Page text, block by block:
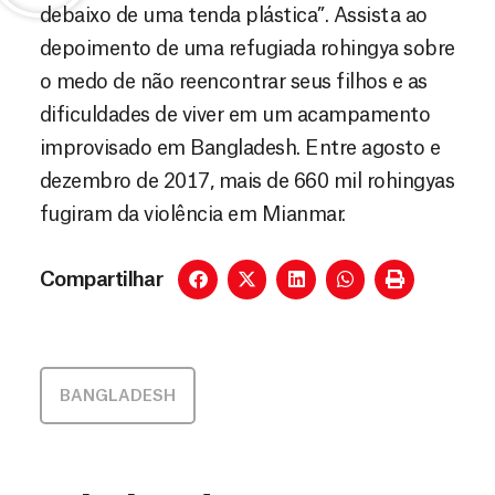
debaixo de uma tenda plástica”. Assista ao
depoimento de uma refugiada rohingya sobre
o medo de não reencontrar seus filhos e as
dificuldades de viver em um acampamento
improvisado em Bangladesh. Entre agosto e
dezembro de 2017, mais de 660 mil rohingyas
fugiram da violência em Mianmar.
Compartilhar
BANGLADESH